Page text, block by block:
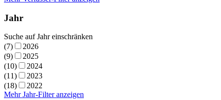
Jahr
Suche auf Jahr einschränken
(7)
2026
(9)
2025
(10)
2024
(11)
2023
(18)
2022
Mehr Jahr-Filter anzeigen